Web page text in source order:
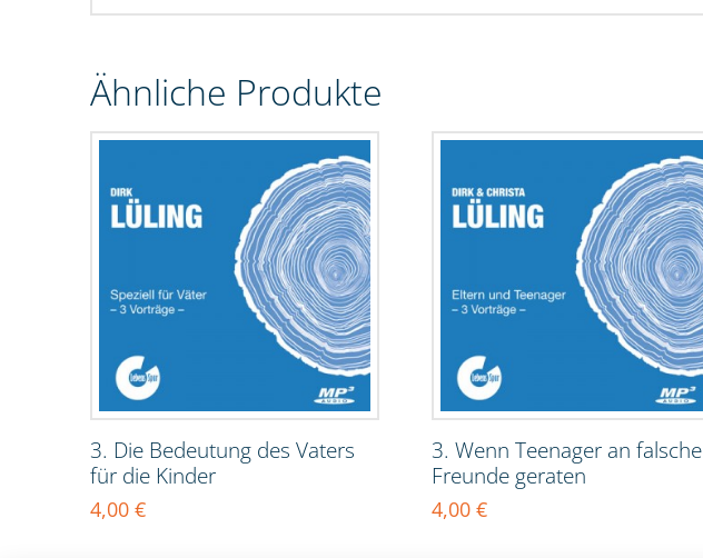
Ähnliche Produkte
3. Die Bedeutung des Vaters
für die Kinder
4,00 €
3. Wenn Teenager an falsche
Freunde geraten
4,00€